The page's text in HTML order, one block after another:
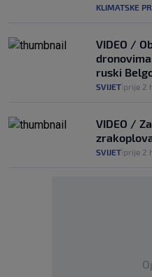
KLIMATSKE
VIDEO /
ruski
SVIJET prije 2
VIDEO /
SVIJET prije 2